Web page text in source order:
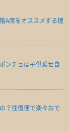
A席をオススメする理
ンチョは子供乗せ自
？往復便で楽々おで